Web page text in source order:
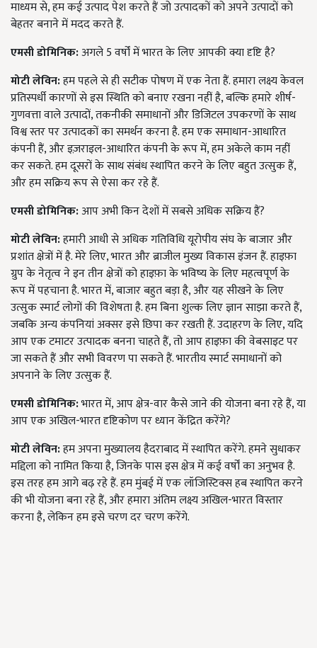
माध्यम से, हम कई उत्पाद पेश करते हैं जो उत्पादकों को अपने उत्पादों को
बेहतर बनाने में मदद करते हैं.
एमसी डोमिनिक:अगले 5 वर्षों में भारत के लिए आपकी क्या दृष्टि है?
मोटी लेविन:हम पहले से ही सटीक पोषण में एक नेता हैं. हमारा लक्ष्य केवल
प्रतिस्पर्धी कारणों से इस स्थिति को बनाए रखना नहीं है, बल्कि हमारे शीर्ष-
गुणवत्ता वाले उत्पादों, तकनीकी समाधानों और डिजिटल उपकरणों के साथ
विश्व स्तर पर उत्पादकों का समर्थन करना है. हम एक समाधान-आधारित
कंपनी हैं, और इज़राइल-आधारित कंपनी के रूप में, हम अकेले काम नहीं
कर सकते. हम दूसरों के साथ संबंध स्थापित करने के लिए बहुत उत्सुक हैं,
और हम सक्रिय रूप से ऐसा कर रहे हैं.
एमसी डोमिनिक:आप अभी किन देशों में सबसे अधिक सक्रिय हैं?
मोटी लेविन:हमारी आधी से अधिक गतिविधि यूरोपीय संघ के बाजार और
प्रशांत क्षेत्रों में है. मेरे लिए, भारत और ब्राजील मुख्य विकास इंजन हैं. हाइफ़ा
ग्रुप के नेतृत्व ने इन तीन क्षेत्रों को हाइफ़ा के भविष्य के लिए महत्वपूर्ण के
रूप में पहचाना है. भारत में, बाजार बहुत बड़ा है, और यह सीखने के लिए
उत्सुक स्मार्ट लोगों की विशेषता है. हम बिना शुल्क लिए ज्ञान साझा करते हैं,
जबकि अन्य कंपनियां अक्सर इसे छिपा कर रखती हैं. उदाहरण के लिए, यदि
आप एक टमाटर उत्पादक बनना चाहते हैं, तो आप हाइफ़ा की वेबसाइट पर
जा सकते हैं और सभी विवरण पा सकते हैं. भारतीय स्मार्ट समाधानों को
अपनाने के लिए उत्सुक हैं.
एमसी डोमिनिक:भारत में, आप क्षेत्र-वार कैसे जाने की योजना बना रहे हैं, या
आप एक अखिल-भारत दृष्टिकोण पर ध्यान केंद्रित करेंगे?
मोटी लेविन:हम अपना मुख्यालय हैदराबाद में स्थापित करेंगे. हमने सुधाकर
मद्दिला को नामित किया है, जिनके पास इस क्षेत्र में कई वर्षों का अनुभव है.
इस तरह हम आगे बढ़ रहे हैं. हम मुंबई में एक लॉजिस्टिक्स हब स्थापित करने
की भी योजना बना रहे हैं, और हमारा अंतिम लक्ष्य अखिल-भारत विस्तार
करना है, लेकिन हम इसे चरण दर चरण करेंगे.